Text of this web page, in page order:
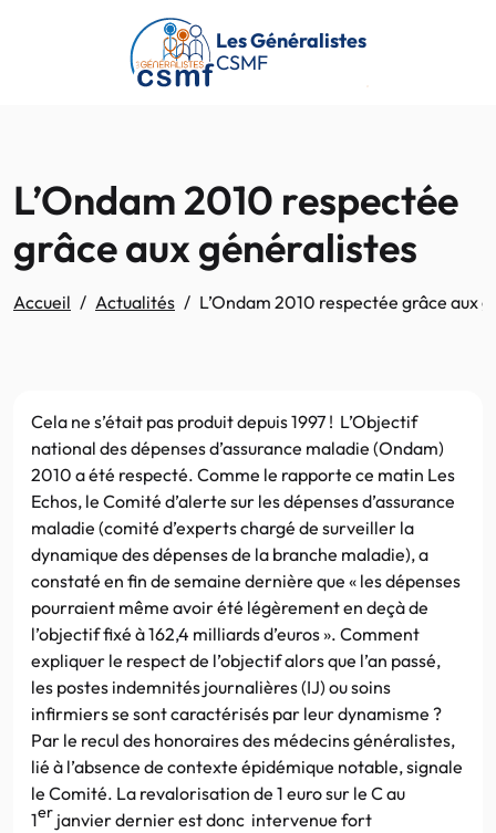
Passer au contenu principal
Les Généralistes
CSMF
L’Ondam 2010 respectée
grâce aux généralistes
Accueil Actualités L’Ondam 2010 respectée grâce aux
Cela ne s’était pas produit depuis 1997 ! L’Objectif
national des dépenses d’assurance maladie (Ondam)
2010 a été respecté. Comme le rapporte ce matin Les
Echos, le Comité d’alerte sur les dépenses d’assurance
maladie (comité d’experts chargé de surveiller la
dynamique des dépenses de la branche maladie), a
constaté en fin de semaine dernière que « les dépenses
pourraient même avoir été légèrement en deçà de
l’objectif fixé à 162,4 milliards d’euros ». Comment
expliquer le respect de l’objectif alors que l’an passé,
les postes indemnités journalières (IJ) ou soins
infirmiers se sont caractérisés par leur dynamisme ?
Par le recul des honoraires des médecins généralistes,
lié à l’absence de contexte épidémique notable, signale
le Comité. La revalorisation de 1 euro sur le C au
1er janvier dernier est donc intervenue fort